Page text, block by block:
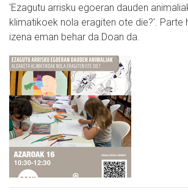
'Ezagutu arrisku egoeran dauden
klimatikoek nola eragiten ote die?'. Parte
izena eman behar da.Doan da.